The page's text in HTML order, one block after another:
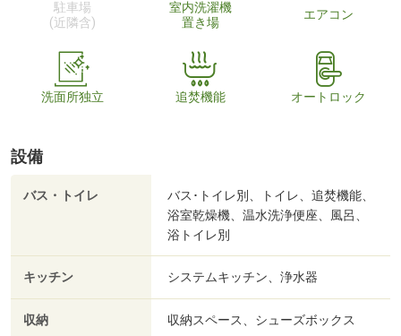
駐車場
(近隣含)
室内洗濯機
置き場
エアコン
洗面所独立 追焚機能 オートロック
設備
バス・トイレ
バス･トイレ別、トイレ、追焚機能、
浴室乾燥機、温水洗浄便座、風呂、
浴トイレ別
キッチン システムキッチン、浄水器
収納 収納スペース、シューズボックス